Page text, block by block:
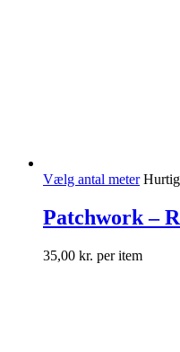
Vælg antal meter
Patchwork –
35,00 kr. per item